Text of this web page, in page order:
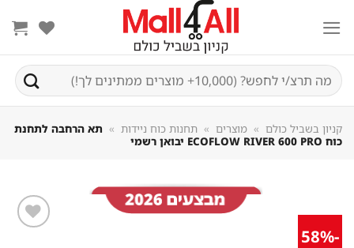
חיפוש
עבור:
קניון בשביל כולם מוצרים תחנות כוח ניידות
תא הרחבה לתחנת
כוח ECOFLOW RIVER 600 PRO יבואן רשמי